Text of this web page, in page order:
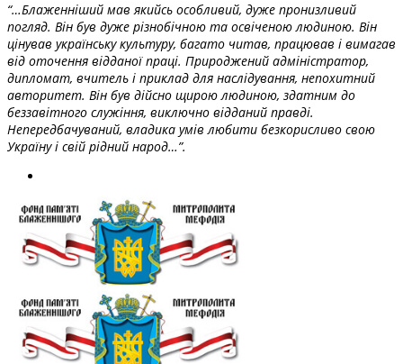
“…Блаженніший мав якийсь особливий, дуже пронизливий
погляд. Він був дуже різнобічною та освіченою людиною. Він
цінував українську культуру, багато читав, працював і вимагав
від оточення відданої праці. Природжений адміністратор,
дипломат, вчитель і приклад для наслідування, непохитний
авторитет. Він був дійсно щирою людиною, здатним до
беззавітного служіння, виключно відданий правді.
Непередбачуваний, владика умів любити безкорисливо свою
Україну і свій рідний народ…”.